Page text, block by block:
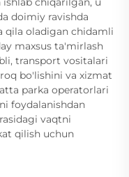
doimiy ravishda
qila oladigan chidamli
maxsus ta'mirlash
transport vositalari
bo'lishini va xizmat
parka operatorlari
foydalanishdan
vaqtni
qilish uchun